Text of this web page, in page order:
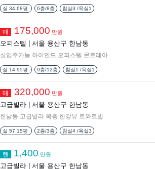
실 34.68평 6층/8층 침실3 /욕실1
매 175,000 만원
오피스텔 | 서울 용산구 한남동
실입주가능 하이엔드 오피스텔 몬트레아
실 14.95평 9층/12층 침실1 /욕실1
매 320,000 만원
고급빌라 | 서울 용산구 한남동
한남동 고급빌라 복층 한강뷰 르와르빌
실 57.15평 2층/3층 침실4 /욕실3
렌 1,400 만원
고급빌라 | 서울 용산구 한남동